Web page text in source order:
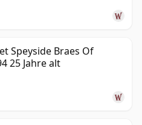
Speyside Braes Of
25 Jahre alt